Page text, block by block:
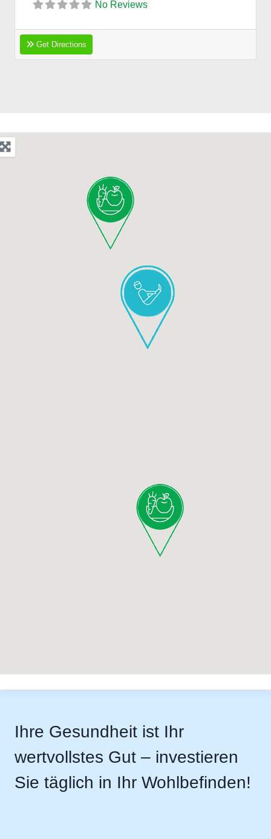
No Reviews
Get Directions
Ihre Gesundheit ist Ihr
wertvollstes Gut – investieren
Sie täglich in Ihr Wohlbefinden!